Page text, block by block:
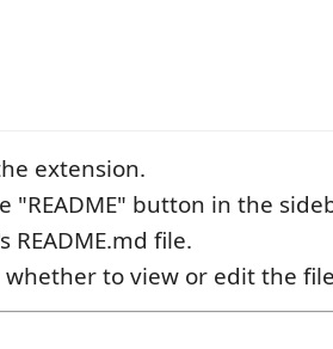
extension.
"README" button in the
README.md file.
whether to view or edit the